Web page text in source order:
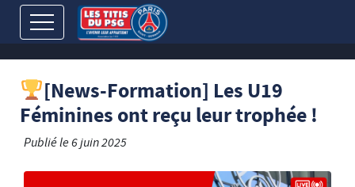
[News-Formation] Les U19
Féminines ont reçu leur trophée !
Publié le6 juin 2025